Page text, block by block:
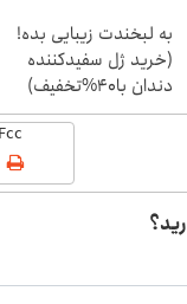
به لبخندت زیبایی بده!
(خرید ژل سفیدکننده
دندان با40%تخفیف)